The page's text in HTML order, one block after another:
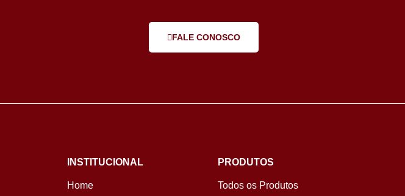
FALE CONOSCO
INSTITUCIONAL
Home
PRODUTOS
Todos os Produtos